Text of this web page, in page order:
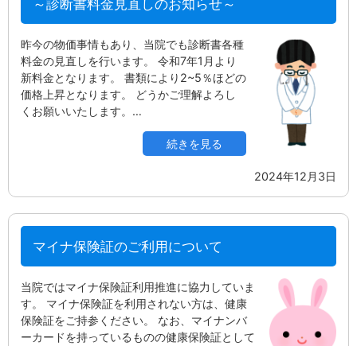
～診断書料金見直しのお知らせ～
昨今の物価事情もあり、当院でも診断書各種
料金の見直しを行います。 令和7年1月より
新料金となります。 書類により2~5％ほどの
価格上昇となります。 どうかご理解よろし
くお願いいたします。…
続きを見る
2024年12月3日
マイナ保険証のご利用について
当院ではマイナ保険証利用推進に協力していま
す。 マイナ保険証を利用されない方は、健康
保険証をご持参ください。 なお、マイナンバ
ーカードを持っているものの健康保険証として